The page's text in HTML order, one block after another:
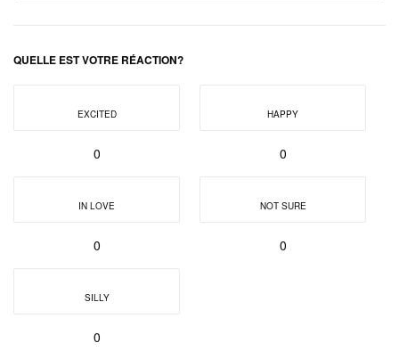
QUELLE EST VOTRE RÉACTION?
EXCITED
0
HAPPY
0
IN LOVE
0
NOT SURE
0
SILLY
0